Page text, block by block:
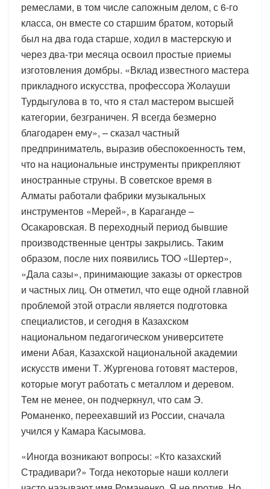
ремеслами, в том числе сапожным делом, с 6-го
класса, он вместе со старшим братом, который
был на два года старше, ходил в мастерскую и
через два-три месяца освоил простые приемы
изготовления домбры. «Вклад известного мастера
прикладного искусства, профессора Жолауши
Турдыгулова в то, что я стал мастером высшей
категории, безграничен. Я всегда безмерно
благодарен ему», – сказал частный
предприниматель, выразив обеспокоенность тем,
что на национальные инструменты прикрепляют
иностранные струны. В советское время в
Алматы работали фабрики музыкальных
инструментов «Мерей», в Караганде –
Осакаровская. В переходный период бывшие
производственные центры закрылись. Таким
образом, после них появились ТОО «Шертер»,
«Дала сазы», принимающие заказы от оркестров
и частных лиц. Он отметил, что еще одной главной
проблемой этой отрасли является подготовка
специалистов, и сегодня в Казахском
национальном педагогическом университете
имени Абая, Казахской национальной академии
искусств имени Т. Жургенова готовят мастеров,
которые могут работать с металлом и деревом.
Тем не менее, он подчеркнул, что сам Э.
Романенко, переехавший из России, сначала
учился у Камара Касымова.
«Иногда возникают вопросы: «Кто казахский
Страдивари?» Тогда некоторые наши коллеги